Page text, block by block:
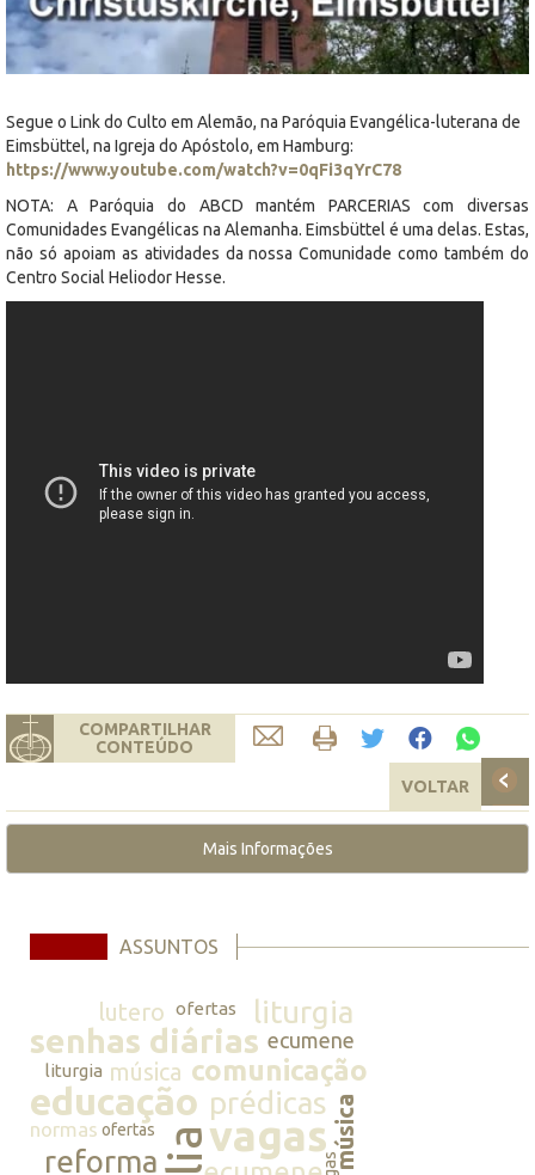
Segue o Link do Culto em Alemão, na Paróquia Evangélica-luterana de
Eimsbüttel, na Igreja do Apóstolo, em Hamburg:
https://www.youtube.com/watch?v=0qFi3qYrC78
NOTA: A Paróquia do ABCD mantém PARCERIAS com diversas
Comunidades Evangélicas na Alemanha. Eimsbüttel é uma delas. Estas,
não só apoiam as atividades da nossa Comunidade como também do
Centro Social Heliodor Hesse.
COMPARTILHAR
CONTEÚDO
VOLTAR
Mais Informações
ASSUNTOS
lutero ofertas liturgia
senhas diárias ecumene
liturgia música comunicação
educação prédicasmúsica
normas ofertas vagas
reforma